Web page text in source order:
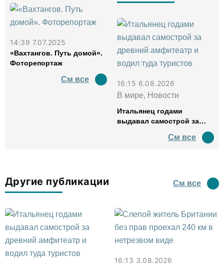
14:39 7.07.2025
«Вахтангов. Путь домой».
Фоторепортаж
См все
16:15 6.08.2026
В мире, Новости
Итальянец годами
выдавал самострой за
водил туда туристов
См все
Другие публикации См все
16:13 3.08.2026